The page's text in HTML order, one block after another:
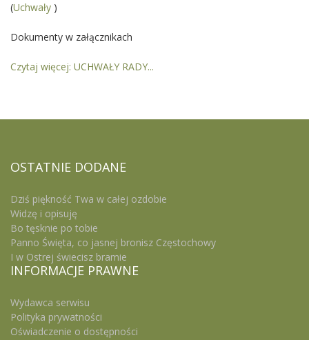
(Uchwały )
Dokumenty w załącznikach
Czytaj więcej: UCHWAŁY RADY...
OSTATNIE DODANE
Dziś piękność Twa w całej ozdobie
Widzę i opisuję
Bo tęsknie po tobie
Panno Święta, co jasnej bronisz Częstochowy
I w Ostrej świecisz bramie
INFORMACJE PRAWNE
Wydawca serwisu
Polityka prywatności
Oświadczenie o dostępności